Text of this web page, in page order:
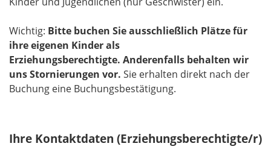
Wichtig: Bitte buchen Sie ausschließlich Plätze für
ihre eigenen Kinder als
Erziehungsberechtigte. Anderenfalls behalten wir
uns Stornierungen vor. ​​​​​​​Sie erhalten direkt nach der
Buchung eine Buchungsbestätigung.
Ihre Kontaktdaten (Erziehungsberechtigte/r)